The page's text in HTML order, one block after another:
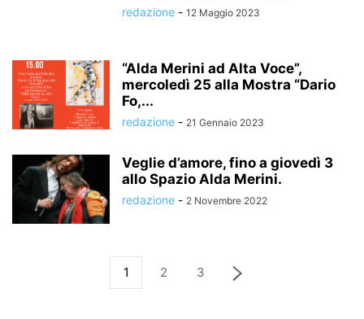
redazione - 12 Maggio 2023
“Alda Merini ad Alta Voce”,
mercoledì 25 alla Mostra “Dario
Fo,...
redazione - 21 Gennaio 2023
Veglie d’amore, fino a giovedì 3
allo Spazio Alda Merini.
redazione - 2 Novembre 2022
1 2 3